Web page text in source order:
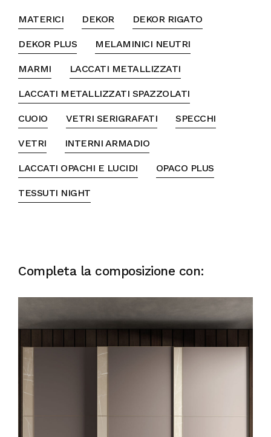
MATERICI DEKOR DEKOR RIGATO
DEKOR PLUS MELAMINICI NEUTRI
MARMI LACCATI METALLIZZATI
LACCATI METALLIZZATI SPAZZOLATI
CUOIO VETRI SERIGRAFATI SPECCHI
VETRI INTERNI ARMADIO
LACCATI OPACHI E LUCIDI OPACO PLUS
TESSUTI NIGHT
Completa la composizione con: